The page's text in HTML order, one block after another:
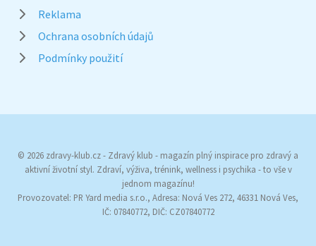
Reklama
Ochrana osobních údajů
Podmínky použití
© 2026 zdravy-klub.cz - Zdravý klub - magazín plný inspirace pro zdravý a
aktivní životní styl. Zdraví, výživa, trénink, wellness i psychika - to vše v
jednom magazínu!
Provozovatel: PR Yard media s.r.o., Adresa: Nová Ves 272, 46331 Nová Ves,
IČ: 07840772, DIČ: CZ07840772